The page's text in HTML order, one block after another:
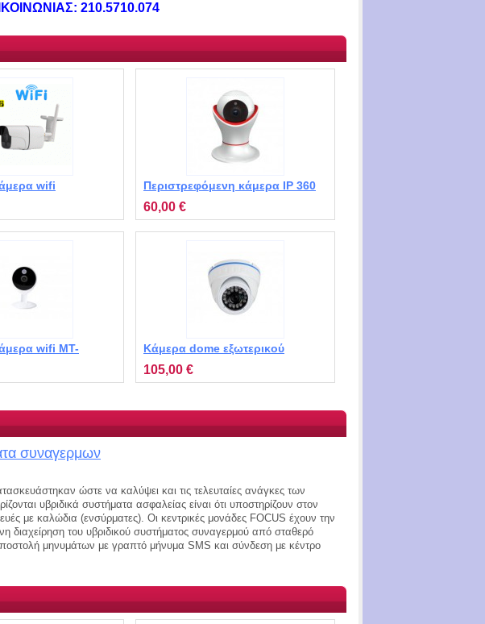
210.5710.074
wifi
MT-WS200
Περιστρεφόμενη κάμερα IP 360
μοιρών για εσωτερική
παρακολούθηση σπιτιού MT-
XM3401
60,00 €
wifi MT-
Κάμερα dome εξωτερικού
χώρου MT-DNJ138
105,00 €
συναγερμων
ώστε να καλύψει και τις τελευταίες ανάγκες των
υβριδικά συστήματα ασφαλείας είναι ότι υποστηρίζουν στον
με καλώδια (ενσύρματες). Οι κεντρικές μονάδες FOCUS έχουν την
διαχείρηση του υβριδικού συστήματος συναγερμού από σταθερό
μηνυμάτων με γραπτό μήνυμα SMS και σύνδεση με κέντρο